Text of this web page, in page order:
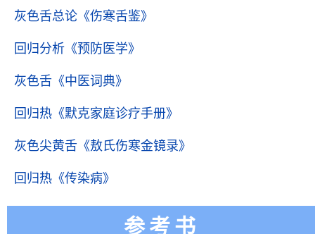
灰色舌总论 《伤寒舌鉴》
回归分析 《预防医学》
灰色舌 《中医词典》
回归热 《默克家庭诊疗手册》
灰色尖黄舌 《敖氏伤寒金镜录》
回归热 《传染病》
参考书